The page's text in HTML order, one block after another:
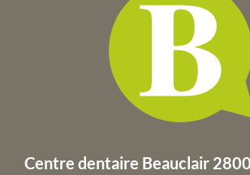
Centre dentaire Beauclair